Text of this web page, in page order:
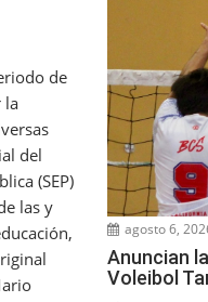
de
la
del
(SEP)
las y
agosto 6,
Anuncian
Voleibol